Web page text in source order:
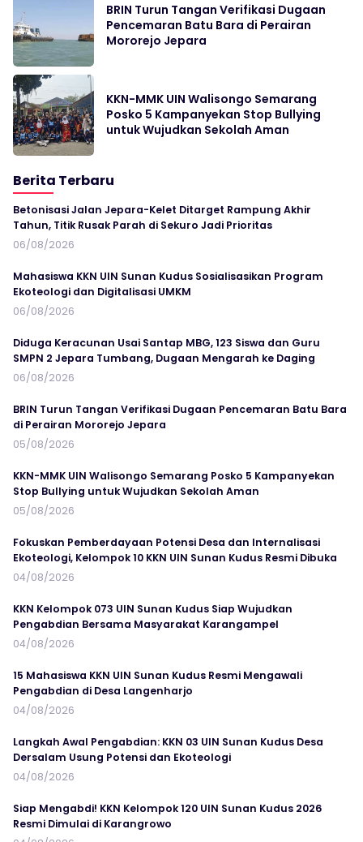
BRIN Turun Tangan Verifikasi Dugaan
Pencemaran Batu Bara di Perairan
Mororejo Jepara
KKN-MMK UIN Walisongo Semarang
Posko 5 Kampanyekan Stop Bullying
untuk Wujudkan Sekolah Aman
Berita Terbaru
Betonisasi Jalan Jepara-Kelet Ditarget Rampung Akhir
Tahun, Titik Rusak Parah di Sekuro Jadi Prioritas
06/08/2026
Mahasiswa KKN UIN Sunan Kudus Sosialisasikan Program
Ekoteologi dan Digitalisasi UMKM
06/08/2026
Diduga Keracunan Usai Santap MBG, 123 Siswa dan Guru
SMPN 2 Jepara Tumbang, Dugaan Mengarah ke Daging
06/08/2026
BRIN Turun Tangan Verifikasi Dugaan Pencemaran Batu Bara
di Perairan Mororejo Jepara
05/08/2026
KKN-MMK UIN Walisongo Semarang Posko 5 Kampanyekan
Stop Bullying untuk Wujudkan Sekolah Aman
05/08/2026
Fokuskan Pemberdayaan Potensi Desa dan Internalisasi
Ekoteologi, Kelompok 10 KKN UIN Sunan Kudus Resmi Dibuka
04/08/2026
KKN Kelompok 073 UIN Sunan Kudus Siap Wujudkan
Pengabdian Bersama Masyarakat Karangampel
04/08/2026
15 Mahasiswa KKN UIN Sunan Kudus Resmi Mengawali
Pengabdian di Desa Langenharjo
04/08/2026
Langkah Awal Pengabdian: KKN 03 UIN Sunan Kudus Desa
Dersalam Usung Potensi dan Ekoteologi
04/08/2026
Siap Mengabdi! KKN Kelompok 120 UIN Sunan Kudus 2026
Resmi Dimulai di Karangrowo